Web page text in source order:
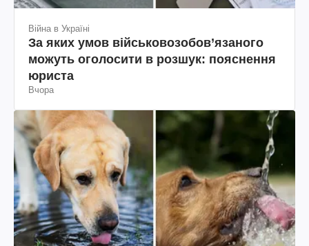
Війна в Україні
За яких умов військовозобов’язаного
можуть оголосити в розшук: пояснення
юриста
Вчора